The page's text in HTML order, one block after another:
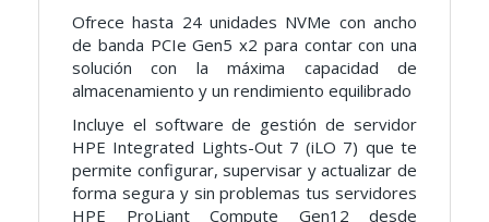
Ofrece hasta 24 unidades NVMe con ancho
de banda PCIe Gen5 x2 para contar con una
solución con la máxima capacidad de
almacenamiento y un rendimiento equilibrado
Incluye el software de gestión de servidor
HPE Integrated Lights-Out 7 (iLO 7) que te
permite configurar, supervisar y actualizar de
forma segura y sin problemas tus servidores
HPE ProLiant Compute Gen12 desde